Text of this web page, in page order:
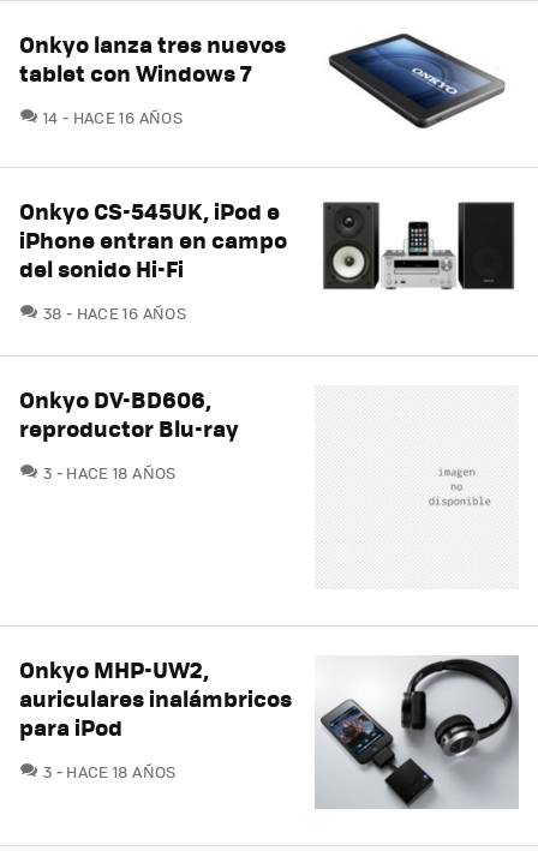
Onkyo lanza tres nuevos
tablet con Windows 7
14 COMENTARIOS
HACE 16 AÑOS
Onkyo CS-545UK, iPod e
iPhone entran en campo
del sonido Hi-Fi
38 COMENTARIOS
HACE 16 AÑOS
Onkyo DV-BD606,
reproductor Blu-ray
3 COMENTARIOS
HACE 18 AÑOS
Onkyo MHP-UW2,
auriculares inalámbricos
para iPod
3 COMENTARIOS
HACE 18 AÑOS